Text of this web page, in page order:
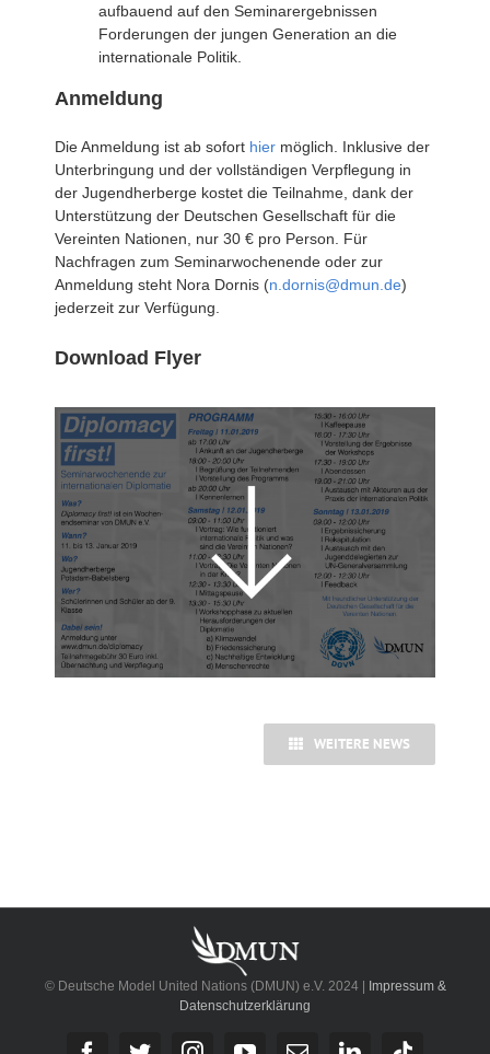
aufbauend auf den Seminarergebnissen
Forderungen der jungen Generation an die
internationale Politik.
Anmeldung
Die Anmeldung ist ab sofort hier möglich. Inklusive der
Unterbringung und der vollständigen Verpflegung in
der Jugendherberge kostet die Teilnahme, dank der
Unterstützung der Deutschen Gesellschaft für die
Vereinten Nationen, nur 30 € pro Person. Für
Nachfragen zum Seminarwochenende oder zur
Anmeldung steht Nora Dornis (n.dornis@dmun.de)
jederzeit zur Verfügung.
Download Flyer
WEITERE NEWS
© Deutsche Model United Nations (DMUN) e.V. 2024 | Impressum &
Datenschutzerklärung